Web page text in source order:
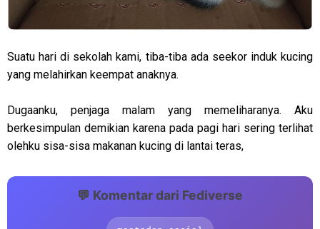
Suatu hari di sekolah kami, tiba-tiba ada seekor induk kucing
yang melahirkan keempat anaknya.
Dugaanku, penjaga malam yang memeliharanya. Aku
berkesimpulan demikian karena pada pagi hari sering terlihat
olehku sisa-sisa makanan kucing di lantai teras,
💬 Komentar dari Fediverse